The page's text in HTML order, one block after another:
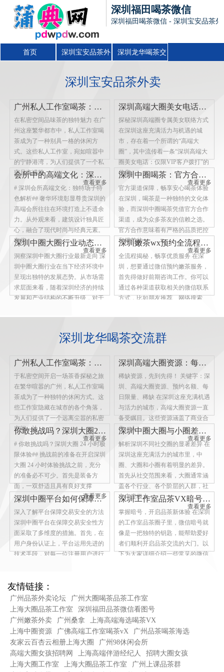
深圳福田喝茶微信
深圳福田喝茶微信 - 深圳宝安品茶
首页 深圳宝安品茶外 深圳龙华喝茶交
深圳宝安品茶外卖
广州私人工作室喝茶：私密空间里的茶之雅趣
在私密空间品味茶的独特魅力 在广
州这座繁华都市中，私人工作室喝
茶成为了一种别具一格的休闲方
式。这些私人工作室，宛如喧嚣中
的宁静港湾，为人们提供了一个私
密且充满雅
查看更多
深圳高端大圈美女电话：仅限VIP客户拨打
探秘深圳高端圈专属美女联络方式
在深圳这座充满活力与机遇的城
市，存在着一个所谓的“高端大
圈”，其中流传着一条“深圳高端大
圈美女电话：仅限VIP客户拨打”的
信息。
查看更多
会所中的高端文化：深圳场子特色解析
# 深圳会所高端文化：独特场子特
色解析## 奢华环境彰显尊贵深圳的
高端会所往往在环境打造上不遗余
力。从外观来看，建筑设计独具匠
心，融合了现代时尚与经典元素。
有些
查看更多
深圳中圈喝茶：官方合作渠道，可信赖
官方渠道保障，畅享安心喝茶体验
在深圳，喝茶是一种独特的文化体
验，而深圳中圈喝茶凭借官方合作
渠道，成为众多茶友的信赖之选。
官方合作意味着有严格的品质把控
和规范的
查看更多
深圳中圈大圈行业动态解析
洞察深圳中圈大圈行业最新走向 深
圳中圈大圈行业在当下经济环境中
呈现出独特的发展态势。从市场需
求层面来看，随着深圳经济的持续
发展和产业结构的不断升级，对于
查看更多
深圳嫩茶wx预约全流程：从咨询到体验
全流程揭秘，畅享优质服务 在深
圳，想要通过微信预约嫩茶服务，
首先得做好前期咨询工作。你可以
通过各种渠道获取相关的微信联系
方式，比如朋友推荐、网络搜索
查看更多
深圳龙华喝茶交流群
广州私人工作室喝茶：私密空间里的茶香之旅
于私密空间开启一场茶香探秘之旅
在繁华喧嚣的广州，私人工作室喝
茶成为了一种独特的休闲方式。这
些工作室隐藏在城市的各个角落，
为人们提供了一个远离尘嚣的私密
空间，让
查看更多
深圳高端大圈资源：每日仅限10个预约名额
稀缺资源，先到先得！ 关键字：深
圳、高端大圈资源、预约名额、每
日限量、稀缺 在深圳这座充满机遇
与活力的城市，高端大圈资源一直
备受瞩目。这些资源涵盖了商业合
作、人
查看更多
你敢挑战吗？深圳大圈24小时体验
# 你敢挑战吗？深圳大圈 24 小时极
限体验## 挑战前的准备在开启深圳
大圈 24 小时体验挑战之前，充分
的准备必不可少。首先是装备方
面，一双舒适且具有良好支撑
查看更多
深圳中圈大圈与小圈差异解析
解析深圳不同社交圈的显著差异 在
深圳这座充满活力的城市里，中
圈、大圈和小圈有着明显的差异。
首先从社交范围来看，大圈通常涵
盖各个行业、各个阶层的人群，社
交广度极大
查看更多
深圳中圈平台如何保障交易安全性
深入了解平台保障交易安全的方法
深圳中圈平台在保障交易安全性方
面采取了多维度的措施。首先，在
用户身份认证上，平台运用先进的
技术手段，对每一位注册用户进行
深圳工作室品茶VX暗号大全
掌握暗号，开启品茶新体验 在深圳
的工作室品茶圈子里，微信暗号就
像是一把独特的钥匙，能帮助爱好
者们顺利开启品茶交流的大门。以
下为大家详细介绍一些常见的微信
友情链接：
广州品茶外卖论坛
广州大圈喝茶品茶工作室
上海大圈品茶工作室
深圳福田品茶微信看图号
广州嫩茶外卖
广州桑拿
上海高端海选喝茶VX
上海中圈资源
广佛高端工作室喝茶vX
广州品茶喝茶海选
友家云百杏云相册上海大圈
广州98休闲会所
高端大圈女孩招聘网
上海高端伴游经纪人
招聘大圈女孩
上海大圈工作室
上海大圈品茶工作室
广州上课品茶群